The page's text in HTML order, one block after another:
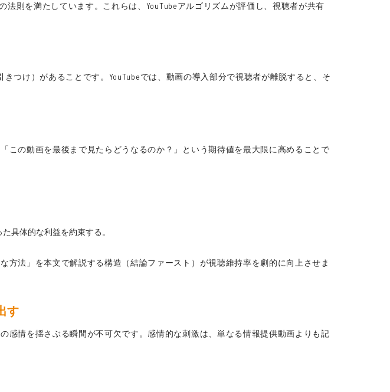
則を満たしています。これらは、YouTubeアルゴリズムが評価し、視聴者が共有
きつけ）があることです。YouTubeでは、動画の導入部分で視聴者が離脱すると、そ
の動画を最後まで見たらどうなるのか？」という期待値を最大限に高めることで
具体的な利益を約束する。
法」を本文で解説する構造（結論ファースト）が視聴維持率を劇的に向上させま
す
感情を揺さぶる瞬間が不可欠です。感情的な刺激は、単なる情報提供動画よりも記